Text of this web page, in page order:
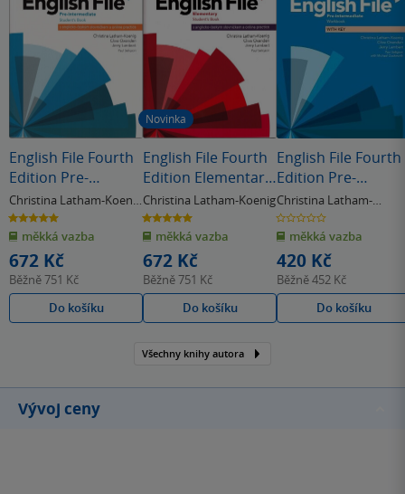
English File Fourth
Edition Pre-
Intermediate
Student's Book s
anglicko-českým
slovníčkem a
Online Practice
Christina Latham-Koenig
& další
5.0
z
5
hvězdiček
měkká vazba
672 Kč
Běžně751 Kč
Do košíku
Novinka
English File Fourth
Edition Elementary
Student's Book s
anglicko-českým
slovníčkem a
Online Practice
Christina Latham-Koenig
5.0
z
5
hvězdiček
měkká vazba
672 Kč
Běžně751 Kč
Do košíku
English File Fourth
Edition Pre-
Intermediate
Workbook with
Answer Key
Christina Latham-
Koenig,Clive Oxenden
0.0
z
5
hvězdiček
měkká vazba
420 Kč
Běžně452 Kč
Do košíku
Všechny knihy autora
Vývoj ceny